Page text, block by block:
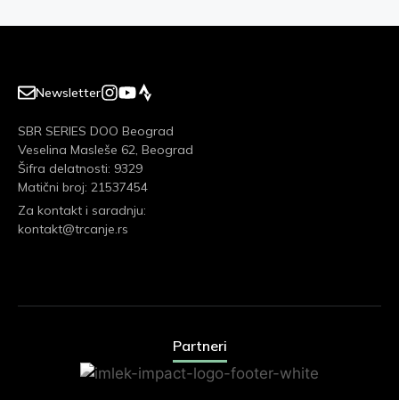
Newsletter
SBR SERIES DOO Beograd
Veselina Masleše 62, Beograd
Šifra delatnosti: 9329
Matični broj: 21537454
Za kontakt i saradnju:
kontakt@trcanje.rs
Partneri